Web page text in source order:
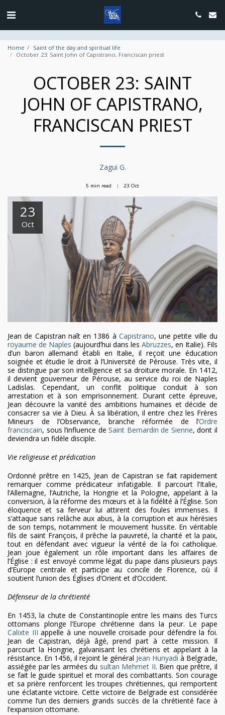
google.com, pub-4889604885818732, DIRECT, f08c47fec0942fa0
Home
Saint of the day and spiritual life
October 23: Saint John of Capistrano, Franciscan priest
OCTOBER 23: SAINT
JOHN OF CAPISTRANO,
FRANCISCAN PRIEST
Zagui G.
5 min read 23Oct
23
Oct
Jean de Capistran naît en 1386 à Capistrano, une petite ville du
royaume de Naples (aujourd’hui dans les Abruzzes, en Italie). Fils
d’un baron allemand établi en Italie, il reçoit une éducation
soignée et étudie le droit à l’Université de Pérouse. Très vite, il
se distingue par son intelligence et sa droiture morale. En 1412,
il devient gouverneur de Pérouse, au service du roi de Naples
Ladislas. Cependant, un conflit politique conduit à son
arrestation et à son emprisonnement. Durant cette épreuve,
Jean découvre la vanité des ambitions humaines et décide de
consacrer sa vie à Dieu. À sa libération, il entre chez les Frères
Mineurs de l’Observance, branche réformée de l’Ordre
franciscain, sous l’influence deSaint Bernardin de Sienne, dont il
deviendra un fidèle disciple.
Vie religieuse et prédication
Ordonné prêtre en 1425, Jean de Capistran se fait rapidement
remarquer comme prédicateur infatigable. Il parcourt l’Italie,
l’Allemagne, l’Autriche, la Hongrie et la Pologne, appelant à la
conversion, à la réforme des mœurs et à la fidélité à l’Église. Son
éloquence et sa ferveur lui attirent des foules immenses. Il
s’attaque sans relâche aux abus, à la corruption et aux hérésies
de son temps, notamment le mouvement hussite. En véritable
fils de saint François, il prêche la pauvreté, la charité et la paix,
tout en défendant avec vigueur la vérité de la foi catholique.
Jean joue également un rôle important dans les affaires de
l’Église : il est envoyé comme légat du pape dans plusieurs pays
d’Europe centrale et participe au concile de Florence, où il
soutient l’union des Églises d’Orient et d’Occident.
Défenseur de la chrétienté
En 1453, la chute de Constantinople entre les mains des Turcs
ottomans plonge l’Europe chrétienne dans la peur. Le pape
Calixte IIIappelle à une nouvelle croisade pour défendre la foi.
Jean de Capistran, déjà âgé, prend part à cette mission. Il
parcourt la Hongrie, galvanisant les chrétiens et appelant à la
résistance. En 1456, il rejoint le général Jean Hunyadi à Belgrade,
assiégée par les armées du sultan Mehmet II. Bien que prêtre, il
se fait le guide spirituel et moral des combattants. Son courage
et sa prière renforcent les troupes chrétiennes, qui remportent
une éclatante victoire. Cette victoire de Belgrade est considérée
comme l’un des derniers grands succès de la chrétienté face à
l’expansion ottomane.